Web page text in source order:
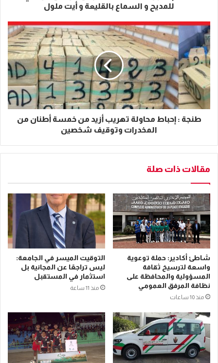
للمديح و السماع بالقليعة و أيت ملول
طنجة : إحباط محاولة تهريب أزيد من خمسة أطنان من
المخدرات وتوقيف شخصين
مقالات ذات صلة
شاطئ أكادير: حملة توعوية
واسعة لترسيخ ثقافة
المسؤولية والمحافظة على
نظافة المرفق العمومي
منذ 10 ساعات
التوقيت الميسر في الجامعة:
ليس تراجعًا عن المجانية بل
استثمار في المستقبل
منذ 11 ساعة